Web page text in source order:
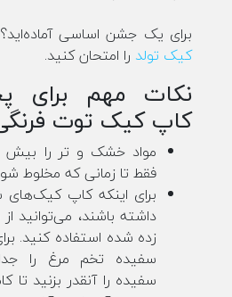
برای یک جشن اساسی
کیک تولد را امتحان کنید.
نکات مهم
کاپ کیک توت
مواد خشک و تر را بیش
فقط تا زمانی که مخلوط
برای اینکه کاپ
داشته باشند، می‌توانید
زده شده استفاده کنید.
سفیده تخم مرغ را
سفیده را آنقدر بزنید